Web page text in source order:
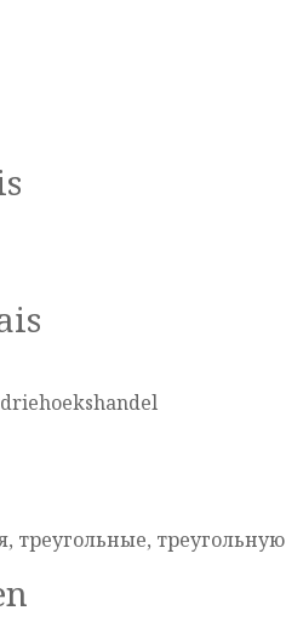
треугольные, треугольную